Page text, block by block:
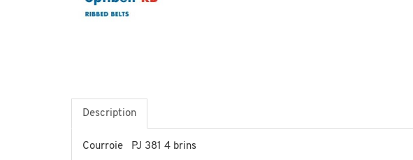
Description
Courroie PJ 381 4 brins